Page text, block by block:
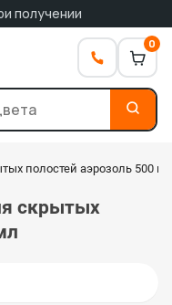
получении
0
полостей аэрозоль 500 мл
скрытых